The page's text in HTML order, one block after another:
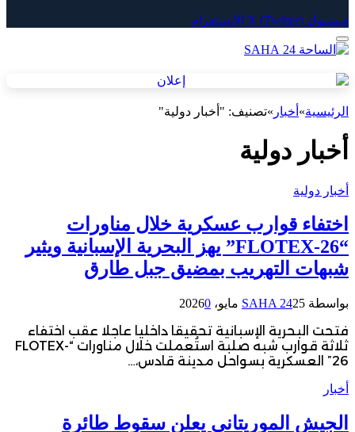
فيسبوك X (Twitter) الانستغرام
الرئيسية» أخبار »تصنيف: "أخبار دولية"
أخبار دولية
أخبار دولية
اختفاء قوارب عسكرية خلال مناورات
“FLOTEX-26” يهز البحرية الإسبانية ويثير
شبهات التهريب بمضيق جبل طارق
بواسطة SAHA 2425 مايو، 2026 0
فتحت البحرية الإسبانية تحقيقا داخليا عاجلا عقب اختفاء
ثلاثة قوارب شبه صلبة استُعملت خلال مناورات “FLOTEX-
26” العسكرية بسواحل مدينة قادس،…
أخبار
الجيش الموريتاني يعلن سقوط طائرة